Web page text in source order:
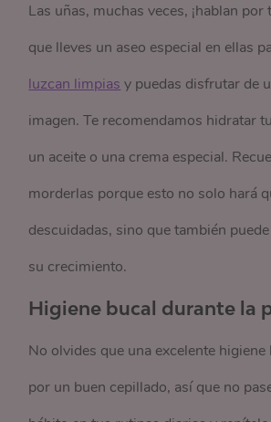
Las uñas, muchas veces, ¡hablan
que lleves un aseo especial en ellas
luzcan limpias y puedas disfrutar de
imagen. Te recomendamos hidratar
un aceite o una crema especial.
morderlas porque esto no solo hará
descuidadas, sino que también
su crecimiento.
Higiene bucal durante la
No olvides que una excelente higiene
por un buen cepillado, así que no